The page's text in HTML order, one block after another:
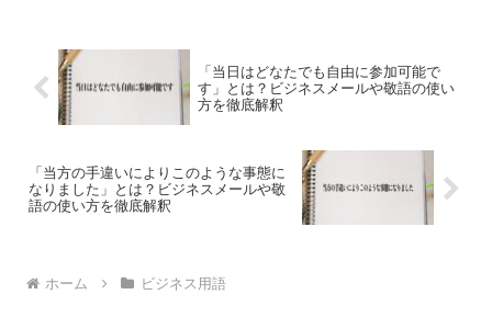
「当日はどなたでも自由に参加可能で
す」とは？ビジネスメールや敬語の使い
方を徹底解釈
「当方の手違いによりこのような事態に
なりました」とは？ビジネスメールや敬
語の使い方を徹底解釈
ホーム ビジネス用語